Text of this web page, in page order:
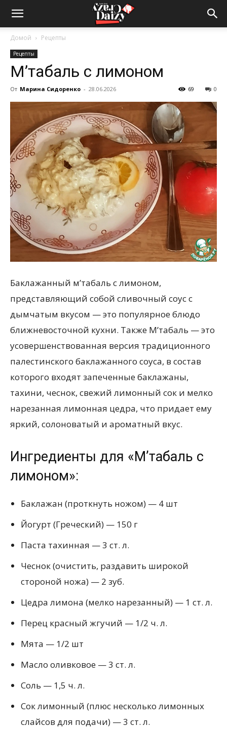
Crazy-
Daizy
сумашедшие
новости
обо
всем
Домой Рецепты
Рецепты
М’табаль с лимоном
От Марина Сидоренко - 28.06.2026 0
69
Баклажанный м’табаль с лимоном,
представляющий собой сливочный соус с
дымчатым вкусом — это популярное блюдо
ближневосточной кухни. Также М’табаль — это
усовершенствованная версия традиционного
палестинского баклажанного соуса, в состав
которого входят запеченные баклажаны,
тахини, чеснок, свежий лимонный сок и мелко
нарезанная лимонная цедра, что придает ему
яркий, солоноватый и ароматный вкус.
Ингредиенты для «М’табаль с
лимоном»:
Баклажан (проткнуть ножом) — 4 шт
Йогурт (Греческий) — 150 г
Паста тахинная — 3 ст. л.
Чеснок (очистить, раздавить широкой
стороной ножа) — 2 зуб.
Цедра лимона (мелко нарезанный) — 1 ст. л.
Перец красный жгучий — 1/2 ч. л.
Мята — 1/2 шт
Масло оливковое — 3 ст. л.
Соль — 1,5 ч. л.
Сок лимонный (плюс несколько лимонных
слайсов для подачи) — 3 ст. л.